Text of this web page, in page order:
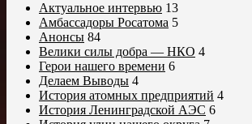
Актуальное интервью 13
Амбассадоры Росатома 5
Анонсы 84
Велики силы добра — НКО 4
Герои нашего времени 6
Делаем Выводы 4
История атомных предприятий 4
История Ленинградской АЭС 6